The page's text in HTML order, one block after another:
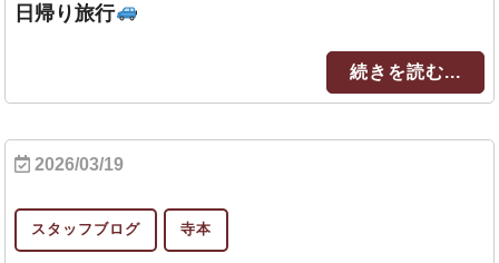
日帰り旅行
続きを読む...
2026/03/19
スタッフブログ 寺本